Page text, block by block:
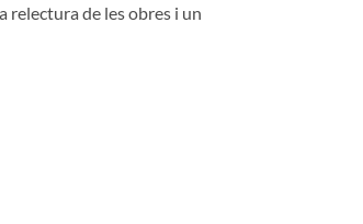
relectura de les obres i un